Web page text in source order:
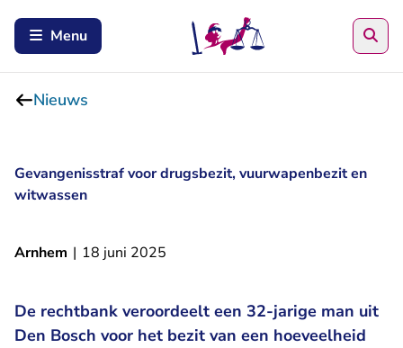
Menu
Nieuws
Gevangenisstraf voor drugsbezit, vuurwapenbezit en
witwassen
Arnhem | 18 juni 2025
De rechtbank veroordeelt een 32-jarige man uit
Den Bosch voor het bezit van een hoeveelheid